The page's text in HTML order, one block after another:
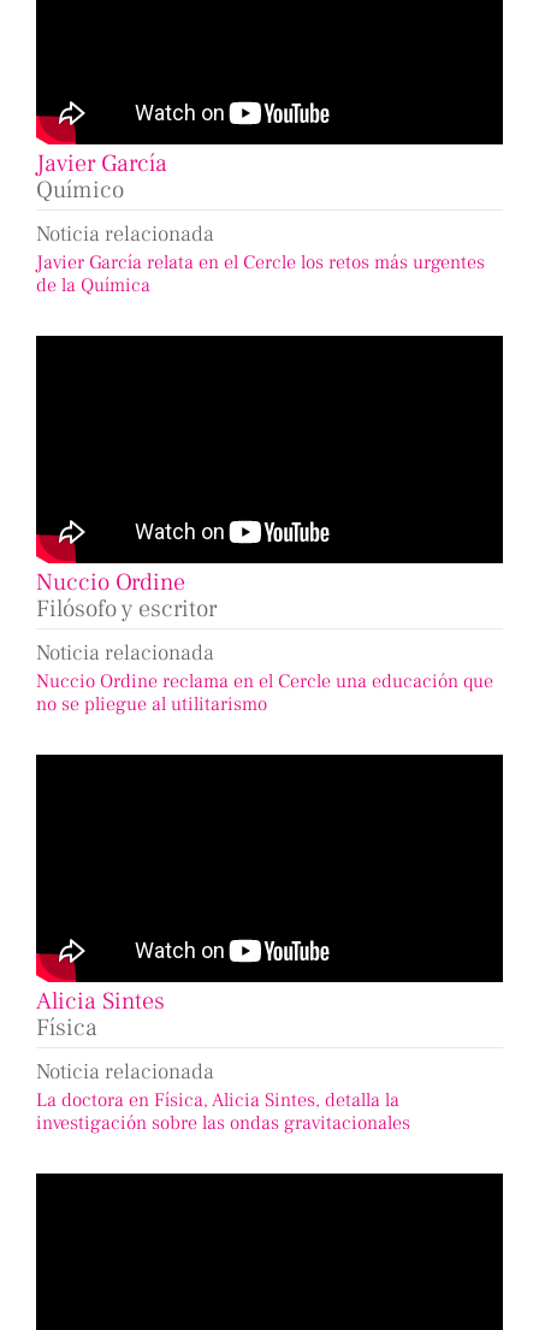
Javier García
Químico
Noticia relacionada
Javier García relata en el Cercle los retos más urgentes
de la Química
Nuccio Ordine
Filósofo y escritor
Noticia relacionada
Nuccio Ordine reclama en el Cercle una educación que
no se pliegue al utilitarismo
Alicia Sintes
Física
Noticia relacionada
La doctora en Física, Alicia Sintes, detalla la
investigación sobre las ondas gravitacionales